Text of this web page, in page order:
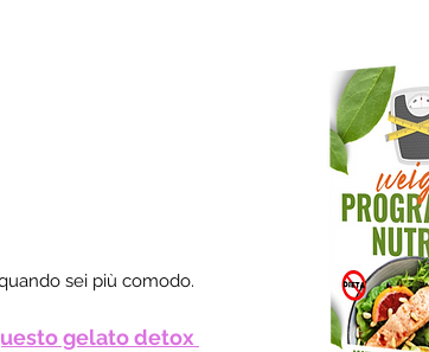
sei più comodo.
gelato detox